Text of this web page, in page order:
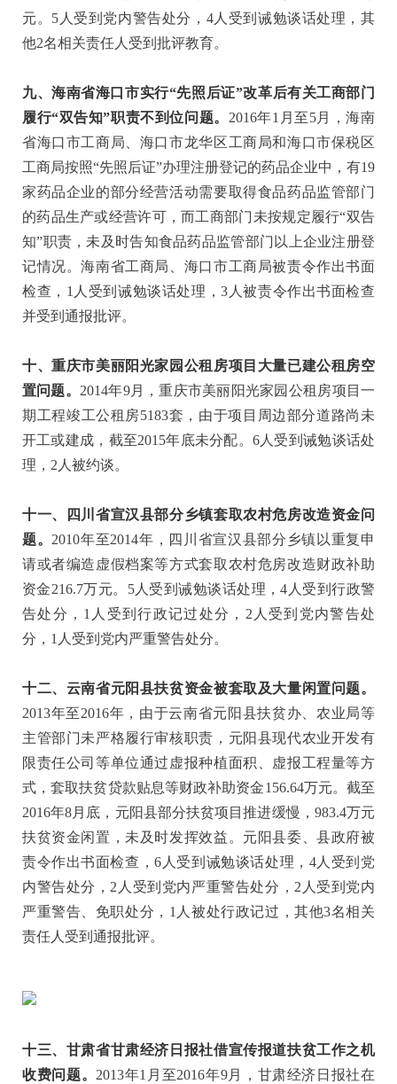
元。5人受到党内警告处分，4人受到诫勉谈话处理，其
他2名相关责任人受到批评教育。
九、海南省海口市实行“先照后证”改革后有关工商部门
履行“双告知”职责不到位问题。 2016年1月至5月，海南
省海口市工商局、海口市龙华区工商局和海口市保税区
工商局按照“先照后证”办理注册登记的药品企业中，有19
家药品企业的部分经营活动需要取得食品药品监管部门
的药品生产或经营许可，而工商部门未按规定履行“双告
知”职责，未及时告知食品药品监管部门以上企业注册登
记情况。海南省工商局、海口市工商局被责令作出书面
检查，1人受到诫勉谈话处理，3人被责令作出书面检查
并受到通报批评。
十、重庆市美丽阳光家园公租房项目大量已建公租房空
置问题。 2014年9月，重庆市美丽阳光家园公租房项目一
期工程竣工公租房5183套，由于项目周边部分道路尚未
开工或建成，截至2015年底未分配。6人受到诫勉谈话处
理，2人被约谈。
十一、四川省宣汉县部分乡镇套取农村危房改造资金问
题。 2010年至2014年，四川省宣汉县部分乡镇以重复申
请或者编造虚假档案等方式套取农村危房改造财政补助
资金216.7万元。5人受到诫勉谈话处理，4人受到行政警
告处分，1人受到行政记过处分，2人受到党内警告处
分，1人受到党内严重警告处分。
十二、云南省元阳县扶贫资金被套取及大量闲置问题。
2013年至2016年，由于云南省元阳县扶贫办、农业局等
主管部门未严格履行审核职责，元阳县现代农业开发有
限责任公司等单位通过虚报种植面积、虚报工程量等方
式，套取扶贫贷款贴息等财政补助资金156.64万元。截至
2016年8月底，元阳县部分扶贫项目推进缓慢，983.4万元
扶贫资金闲置，未及时发挥效益。元阳县委、县政府被
责令作出书面检查，6人受到诫勉谈话处理，4人受到党
内警告处分，2人受到党内严重警告处分，2人受到党内
严重警告、免职处分，1人被处行政记过，其他3名相关
责任人受到通报批评。
十三、甘肃省甘肃经济日报社借宣传报道扶贫工作之机
收费问题。 2013年1月至2016年9月，甘肃经济日报社在